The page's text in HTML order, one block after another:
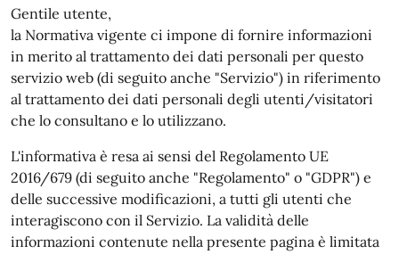
Gentile utente,
la Normativa vigente ci impone di fornire informazioni
in merito al trattamento dei dati personali per questo
servizio web (di seguito anche "Servizio") in riferimento
al trattamento dei dati personali degli utenti/visitatori
che lo consultano e lo utilizzano.
L'informativa è resa ai sensi del Regolamento UE
2016/679 (di seguito anche "Regolamento" o "GDPR") e
delle successive modificazioni, a tutti gli utenti che
interagiscono con il Servizio. La validità delle
informazioni contenute nella presente pagina è limitata